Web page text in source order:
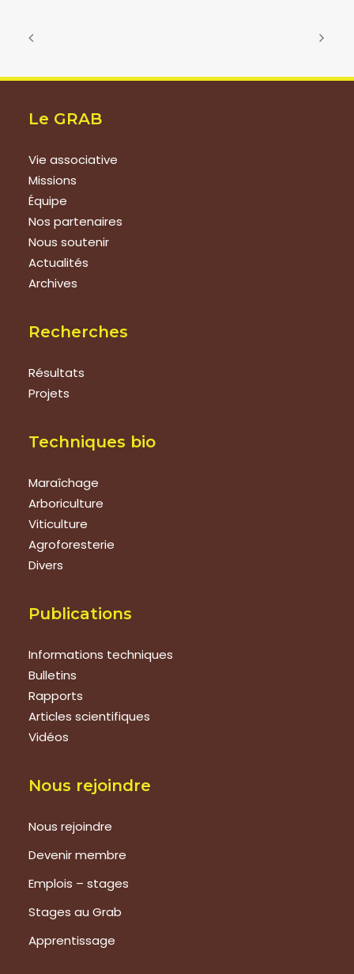
Le GRAB
Vie associative
Missions
Équipe
Nos partenaires
Nous soutenir
Actualités
Archives
Recherches
Résultats
Projets
Techniques bio
Maraîchage
Arboriculture
Viticulture
Agroforesterie
Divers
Publications
Informations techniques
Bulletins
Rapports
Articles scientifiques
Vidéos
Nous rejoindre
Nous rejoindre
Devenir membre
Emplois – stages
Stages au Grab
Apprentissage